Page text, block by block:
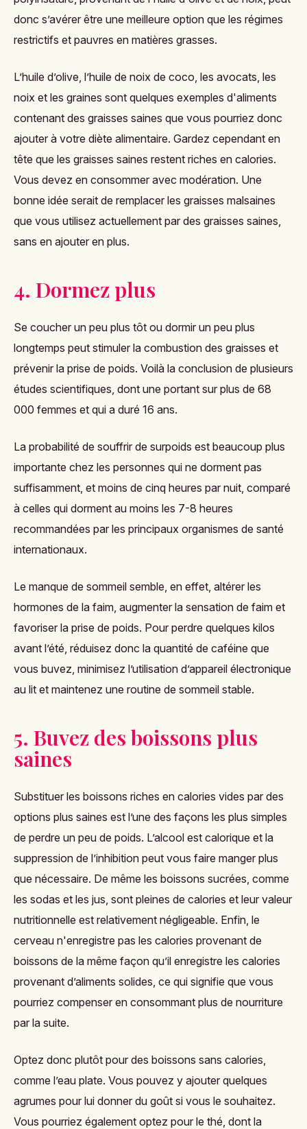
donc s’avérer être une meilleure option que les régimes
restrictifs et pauvres en matières grasses.
L’huile d’olive, l’huile de noix de coco, les avocats, les
noix et les graines sont quelques exemples d'aliments
contenant des graisses saines que vous pourriez donc
ajouter à votre diète alimentaire. Gardez cependant en
tête que les graisses saines restent riches en calories.
Vous devez en consommer avec modération. Une
bonne idée serait de remplacer les graisses malsaines
que vous utilisez actuellement par des graisses saines,
sans en ajouter en plus.
4. Dormez plus
Se coucher un peu plus tôt ou dormir un peu plus
longtemps peut stimuler la combustion des graisses et
prévenir la prise de poids. Voilà la conclusion de plusieurs
études scientifiques, dont une portant sur plus de 68
000 femmes et qui a duré 16 ans.
La probabilité de souffrir de surpoids est beaucoup plus
importante chez les personnes qui ne dorment pas
suffisamment, et moins de cinq heures par nuit, comparé
à celles qui dorment au moins les 7-8 heures
recommandées par les principaux organismes de santé
internationaux.
Le manque de sommeil semble, en effet, altérer les
hormones de la faim, augmenter la sensation de faim et
favoriser la prise de poids. Pour perdre quelques kilos
avant l’été, réduisez donc la quantité de caféine que
vous buvez, minimisez l’utilisation d’appareil électronique
au lit et maintenez une routine de sommeil stable.
5. Buvez des boissons plus
saines
Substituer les boissons riches en calories vides par des
options plus saines est l’une des façons les plus simples
de perdre un peu de poids. L’alcool est calorique et la
suppression de l’inhibition peut vous faire manger plus
que nécessaire. De même les boissons sucrées, comme
les sodas et les jus, sont pleines de calories et leur valeur
nutritionnelle est relativement négligeable. Enfin, le
cerveau n'enregistre pas les calories provenant de
boissons de la même façon qu’il enregistre les calories
provenant d’aliments solides, ce qui signifie que vous
pourriez compenser en consommant plus de nourriture
par la suite.
Optez donc plutôt pour des boissons sans calories,
comme l’eau plate. Vous pouvez y ajouter quelques
agrumes pour lui donner du goût si vous le souhaitez.
Vous pourriez également optez pour le thé, dont la